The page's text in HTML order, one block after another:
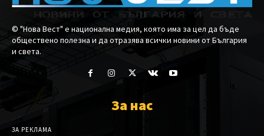
© "Нова Вест" е национална медия, която има за цел да бъде
обществено полезна и да отразява всички новини от България
и света.
За нас
ЗА РЕКЛАМА